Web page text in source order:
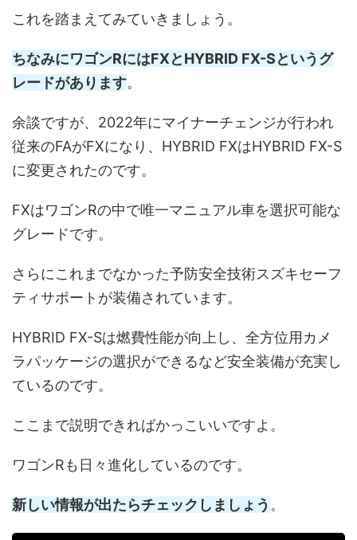
これを踏まえてみていきましょう。
ちなみにワゴンRにはFXとHYBRID FX-Sというグ
レードがあります。
余談ですが、2022年にマイナーチェンジが行われ
従来のFAがFXになり、HYBRID FXはHYBRID FX-S
に変更されたのです。
FXはワゴンRの中で唯一マニュアル車を選択可能な
グレードです。
さらにこれまでなかった予防安全技術スズキセーフ
ティサポートが装備されています。
HYBRID FX-Sは燃費性能が向上し、全方位用カメ
ラパッケージの選択ができるなど安全装備が充実し
ているのです。
ここまで説明できればかっこいいですよ。
ワゴンRも日々進化しているのです。
新しい情報が出たらチェックしましょう 。